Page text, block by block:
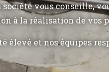
vous conseille,
à la réalisation de vos
élevé et nos équipes